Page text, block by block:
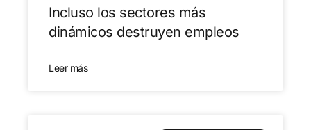
Incluso los sectores más
dinámicos destruyen empleos
Leer más